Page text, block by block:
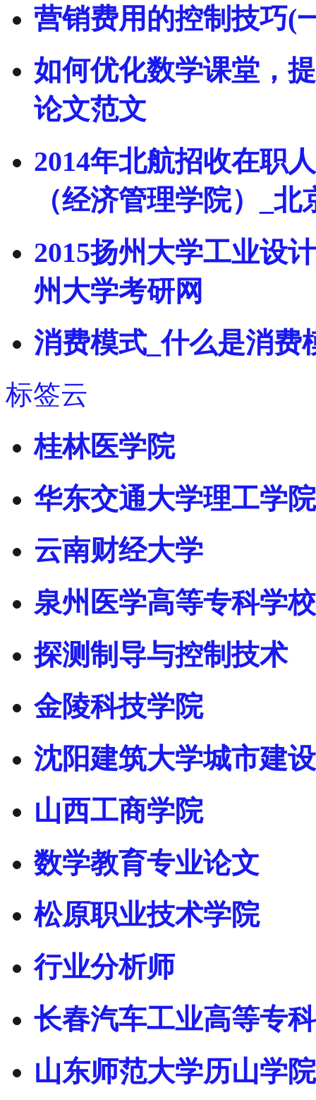
营销费用的控制技巧(
如何优化数学课堂，
论文范文
2014年北航招收在职
（经济管理学院）_
2015扬州大学工业设
州大学考研网
消费模式_什么是消费
标签云
桂林医学院
华东交通大学理工学院
云南财经大学
泉州医学高等专科学校
探测制导与控制技术
金陵科技学院
沈阳建筑大学城市建
山西工商学院
数学教育专业论文
松原职业技术学院
行业分析师
长春汽车工业高等专
山东师范大学历山学院